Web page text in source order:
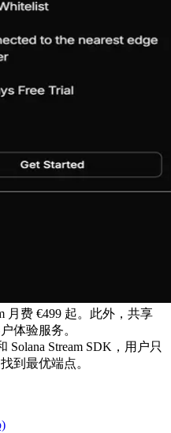
月费 €499 起。此外，共享
体验服务。
Solana Stream SDK，用户只
到最优端点。